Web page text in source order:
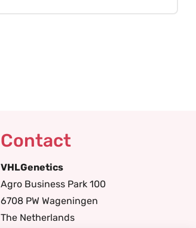
Contact
VHLGenetics
Agro Business Park 100
6708 PW Wageningen
The Netherlands